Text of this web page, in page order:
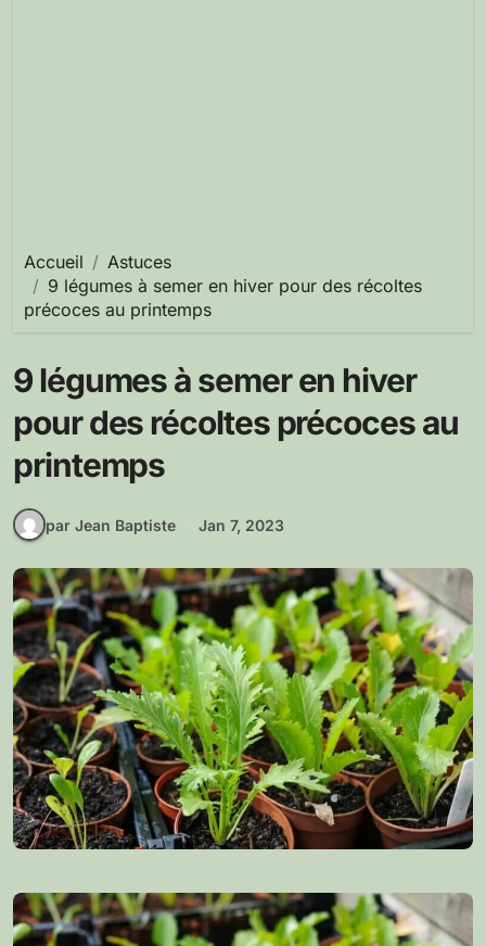
Accueil
Astuces
9 légumes à semer en hiver pour des récoltes
précoces au printemps
9 légumes à semer en hiver
pour des récoltes précoces au
printemps
par Jean Baptiste Jan 7, 2023